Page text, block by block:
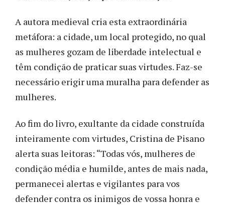
A autora medieval cria esta extraordinária
metáfora: a cidade, um local protegido, no qual
as mulheres gozam de liberdade intelectual e
têm condição de praticar suas virtudes. Faz-se
necessário erigir uma muralha para defender as
mulheres.
Ao fim do livro, exultante da cidade construída
inteiramente com virtudes, Cristina de Pisano
alerta suas leitoras: “Todas vós, mulheres de
condição média e humilde, antes de mais nada,
permanecei alertas e vigilantes para vos
defender contra os inimigos de vossa honra e